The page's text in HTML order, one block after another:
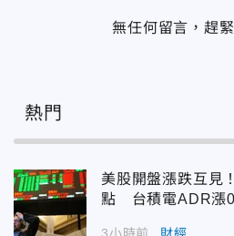
無任何留言，趕緊
熱門
美股開盤漲跌互見
點 台積電ADR漲